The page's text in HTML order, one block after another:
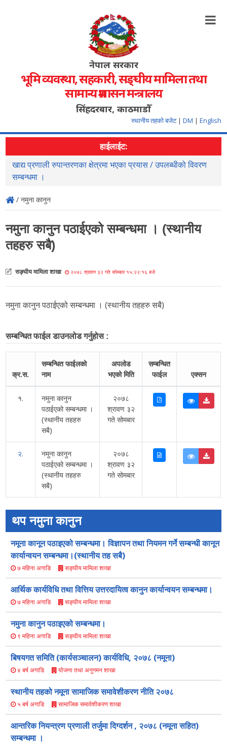
नेपाल सरकार
भूमि व्यवस्था, सहकारी, सङ्‍घीय मामिला तथा
सामान्य प्रशासन मन्त्रालय
सिंहदरबार, काठमाडौँ
स्थानीय तहको बजेट | DM | English
हाईलाईट:
खाद्य प्रणाली रुपान्तरणका क्षेत्रमा भएका प्रयास / उपलब्धीको विवरण
सम्बन्धमा ।
/ नमुना कानुन
नमुना कानुन पठाईएको सम्बन्धमा । (स्थानीय
तहहरु सबै)
सङ्घीय मामिला शाखा २०७८ श्रावण ३२ गते सोमबार १५:२२:१६ बजे
नमुना कानुन पठाईएको सम्बन्धमा । (स्थानीय तहहरु सबै)
सम्बन्धित फाईल डाउनलोड गर्नुहोस :
क्र.स.
सम्बन्धित फाईलको
नाम
अपलोड
भएको मिति
सम्बन्धित
फाईल
एक्सन
१.
नमुना कानुन
पठाईएको सम्बन्धमा ।
(स्थानीय तहहरु
सबै)
२०७८
श्रावण ३२
गते सोमबार
२.
नमुना कानुन
पठाईएको सम्बन्धमा ।
(स्थानीय तहहरु
सबै)
२०७८
श्रावण ३२
गते सोमबार
थप नमुना कानुन
नमूना कानून पठाइएको सम्बन्धमा। विज्ञापन तथा नियमन गर्ने सम्बन्धी कानून
कार्यान्वयन सम्बन्धमा।(स्थानीय तह सबै)
७ महिना अगाडि सङ्घीय मामिला शाखा
आर्थिक कार्यविधि तथा वित्तिय उत्तरदायित्व कानुन कार्यान्वयन सम्बन्धमा।
७ महिना अगाडि सङ्घीय मामिला शाखा
नमुना कानुन पठाइएको सम्बन्धमा।
९ महिना अगाडि सङ्घीय मामिला शाखा
बिषयगत समिति (कार्यसञ्चालन) कार्यविधि, २०७८ (नमूना)
४ बर्ष अगाडि योजना तथा अनुगमन शाखा
स्थानीय तहको नमूना सामाजिक समावेशीकरण नीति २०७८
५ बर्ष अगाडि सामाजिक समावेशीकरण शाखा
आन्तरिक नियन्त्रण प्रणाली तर्जुमा दिग्दर्शन , २०७८ (नमूना सहित)
सम्बन्धमा ।